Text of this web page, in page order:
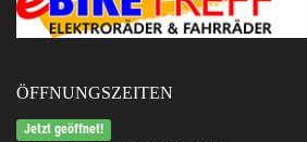
ÖFFNUNGSZEITEN
Jetzt geöffnet!